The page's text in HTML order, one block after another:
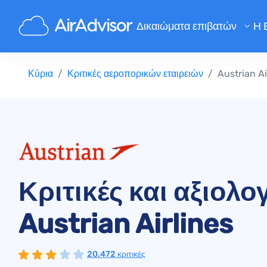
Δικαιώματα επιβατών
Υπολογισμός Αποζημίωσης
Αποζημίωση Καθυστέρησης
Παράπονα για αεροπορικές
Η
Κύρια Κριτικές αεροπορικών εταιρειών Austrian
Κριτικές και
Austrian Airlines
20.472 κριτικές